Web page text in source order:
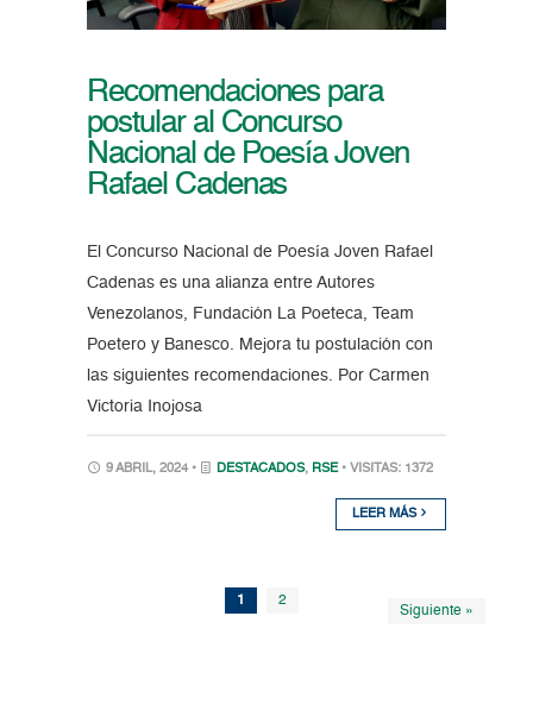
Recomendaciones para
postular al Concurso
Nacional de Poesía Joven
Rafael Cadenas
El Concurso Nacional de Poesía Joven Rafael
Cadenas es una alianza entre Autores
Venezolanos, Fundación La Poeteca, Team
Poetero y Banesco. Mejora tu postulación con
las siguientes recomendaciones. Por Carmen
Victoria Inojosa
9 ABRIL, 2024 • DESTACADOS, RSE • VISITAS: 1372
LEER MÁS
1 2
Siguiente »